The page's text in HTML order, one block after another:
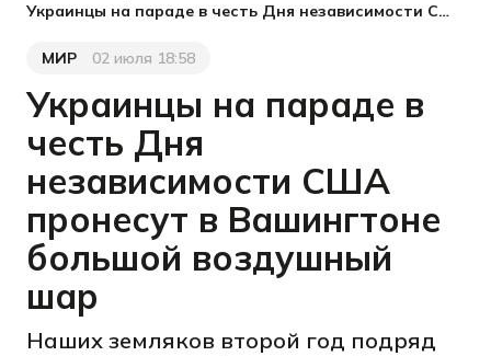
Украинцы на параде в честь Дня независимости США пронесут в Вашингтоне большой воздушный шар
Категория
МИР
Дата публикации
02 июля 18:58
Украинцы на параде в
честь Дня
независимости США
пронесут в Вашингтоне
большой воздушный
шар
Наших земляков второй год подряд